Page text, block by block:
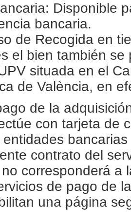
Disponible
bancaria.
de Recogida en
el bien también
situada en el
de València, en
de la
con tarjeta de
contrato del
corresponderá a
de pago de
una página